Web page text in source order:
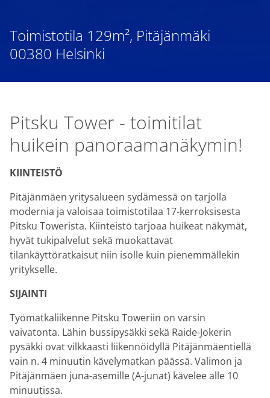
Toimistotila 129m², Pitäjänmäki
00380 Helsinki
Pitsku Tower - toimitilat
huikein panoraamanäkymin!
KIINTEISTÖ
Pitäjänmäen yritysalueen sydämessä on tarjolla
modernia ja valoisaa toimistotilaa 17-kerroksisesta
Pitsku Towerista. Kiinteistö tarjoaa huikeat näkymät,
hyvät tukipalvelut sekä muokattavat
tilankäyttöratkaisut niin isolle kuin pienemmällekin
yritykselle.
SIJAINTI
Työmatkaliikenne Pitsku Toweriin on varsin
vaivatonta. Lähin bussipysäkki sekä Raide-Jokerin
pysäkki ovat vilkkaasti liikennöidyllä Pitäjänmäentiellä
vain n. 4 minuutin kävelymatkan päässä. Valimon ja
Pitäjänmäen juna-asemille (A-junat) kävelee alle 10
minuutissa.